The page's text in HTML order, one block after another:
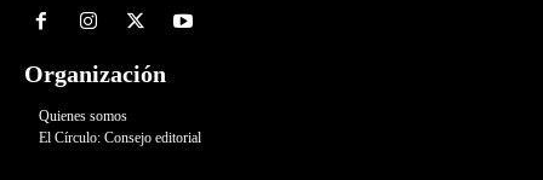
Organización
Quienes somos
El Círculo: Consejo editorial